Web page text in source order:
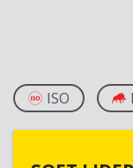
ISO